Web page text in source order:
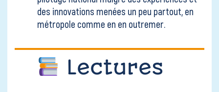
des innovations menées un peu partout, en
métropole comme en en outremer.
Lectures